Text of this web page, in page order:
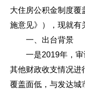
大住房公积金制度覆
施意见》），现就有
一、出台背景
一是2019年，
其他财政收支情况进
覆盖面低，与发达城